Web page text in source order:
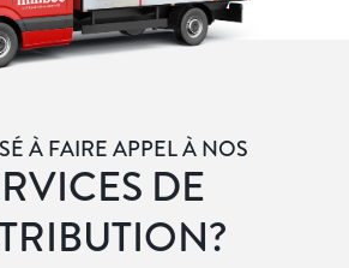
À FAIRE APPEL À NOS
DE